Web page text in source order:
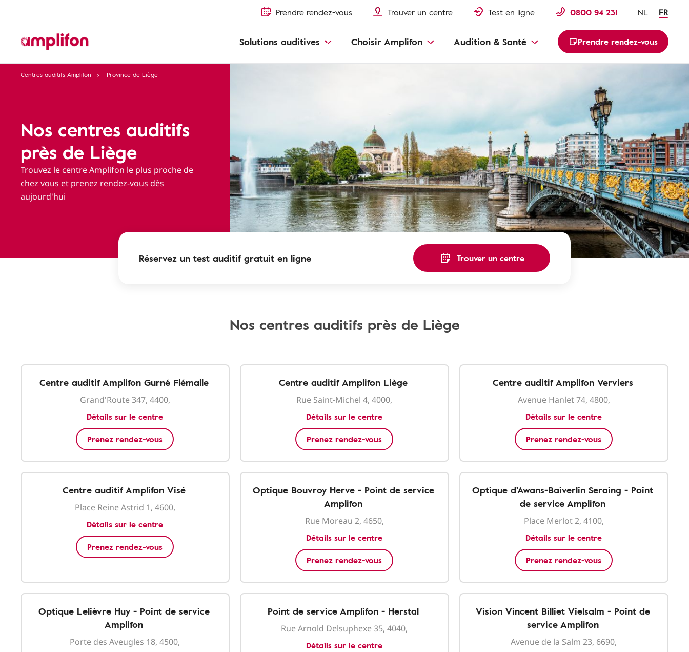
Prendre rendez-vous Trouver un centre Test en ligne 0800 94 231 NL FR
Solutions auditives Choisir Amplifon Audition & Santé Prendre rendez-vous
Centres auditifs Amplifon Province de Liège
Nos centres auditifs
près de Liège
Trouvez le centre Amplifon le plus proche de
chez vous et prenez rendez-vous dès
aujourd'hui
Réservez un test auditif gratuit en ligne Trouver un centre
Nos centres auditifs près de Liège
Centre auditif Amplifon Gurné Flémalle
Grand'Route 347, 4400,
Détails sur le centre
Prenez rendez-vous
Centre auditif Amplifon Liège
Rue Saint-Michel 4, 4000,
Détails sur le centre
Prenez rendez-vous
Centre auditif Amplifon Verviers
Avenue Hanlet 74, 4800,
Détails sur le centre
Prenez rendez-vous
Centre auditif Amplifon Visé
Place Reine Astrid 1, 4600,
Détails sur le centre
Prenez rendez-vous
Optique Bouvroy Herve - Point de service
Amplifon
Rue Moreau 2, 4650,
Détails sur le centre
Prenez rendez-vous
Optique d'Awans-Baiverlin Seraing - Point
de service Amplifon
Place Merlot 2, 4100,
Détails sur le centre
Prenez rendez-vous
Optique Lelièvre Huy - Point de service
Amplifon
Porte des Aveugles 18, 4500,
Point de service Amplifon - Herstal
Rue Arnold Delsuphexe 35, 4040,
Détails sur le centre
Vision Vincent Billiet Vielsalm - Point de
service Amplifon
Avenue de la Salm 23, 6690,